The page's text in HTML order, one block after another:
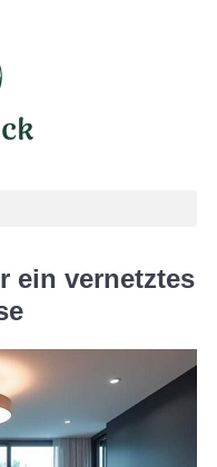
ein vernetztes